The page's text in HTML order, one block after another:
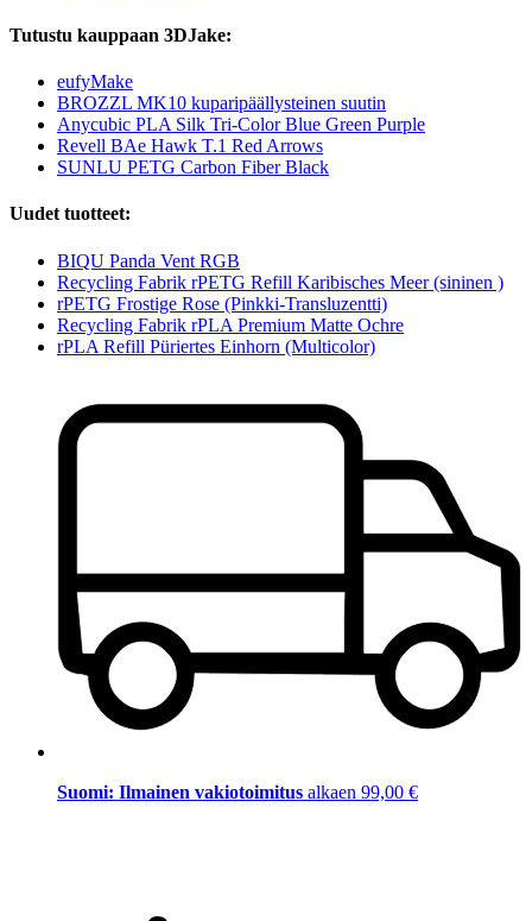
Tutustu kauppaan 3DJake:
eufyMake
BROZZL MK10 kuparipäällysteinen suutin
Anycubic PLA Silk Tri-Color Blue Green Purple
Revell BAe Hawk T.1 Red Arrows
SUNLU PETG Carbon Fiber Black
Uudet tuotteet:
BIQU Panda Vent RGB
Recycling Fabrik rPETG Refill Karibisches Meer (sininen )
rPETG Frostige Rose (Pinkki-Transluzentti)
Recycling Fabrik rPLA Premium Matte Ochre
rPLA Refill Püriertes Einhorn (Multicolor)
Suomi: Ilmainen vakiotoimitus alkaen 99,00 €